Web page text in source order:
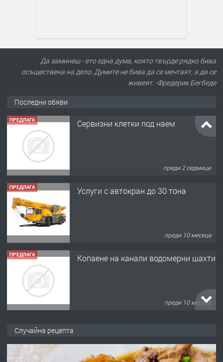
Да заминеш - ето една дума, която твърде рядко бива
осъществена на дело. Думите не бива да се мечтаят, а да се
живеят. -Фредерик Бегбеде
Последни обяви
ПРЕДЛАГА Сервизни клетки под наем
преди 2 седмици
ПРЕДЛАГА Услуги с автокран до 30 тона
преди 10 месеца
ПРЕДЛАГА Копаене на канали водомерни шахти
преди 10 месеца
Случайна рецепта